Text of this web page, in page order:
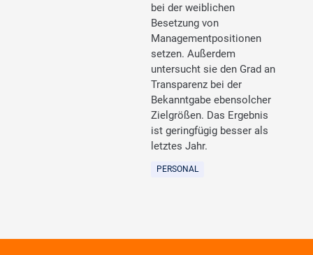
bei der weiblichen
Besetzung von
Managementpositionen
setzen. Außerdem
untersucht sie den Grad an
Transparenz bei der
Bekanntgabe ebensolcher
Zielgrößen. Das Ergebnis
ist geringfügig besser als
letztes Jahr.
PERSONAL